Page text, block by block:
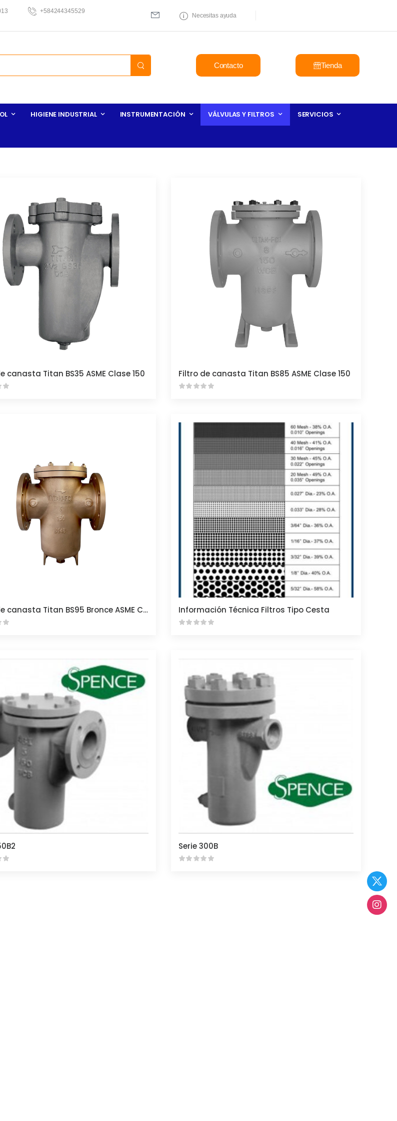
+584244345529
Necesitas ayuda
Contacto Tienda
HIGIENE INDUSTRIAL INSTRUMENTACIÓN VÁLVULAS Y FILTROS SERVICIOS
canasta Titan BS35 ASME Clase 150 Filtro de canasta Titan BS85 ASME Clase 150
Filtro de canasta Titan BS95 Bronce ASME Clase 150 Información Técnica Filtros Tipo Cesta
Serie 300B